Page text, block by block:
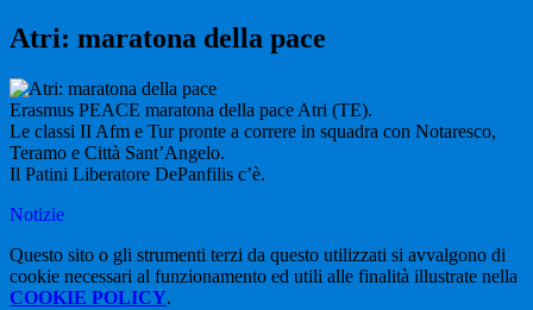
Atri: maratona della pace
Erasmus PEACE maratona della pace Atri (TE).
Le classi II Afm e Tur pronte a correre in squadra con Notaresco,
Teramo e Città Sant’Angelo.
Il Patini Liberatore DePanfilis c’è.
Notizie
Questo sito o gli strumenti terzi da questo utilizzati si avvalgono di
cookie necessari al funzionamento ed utili alle finalità illustrate nella
COOKIE POLICY.